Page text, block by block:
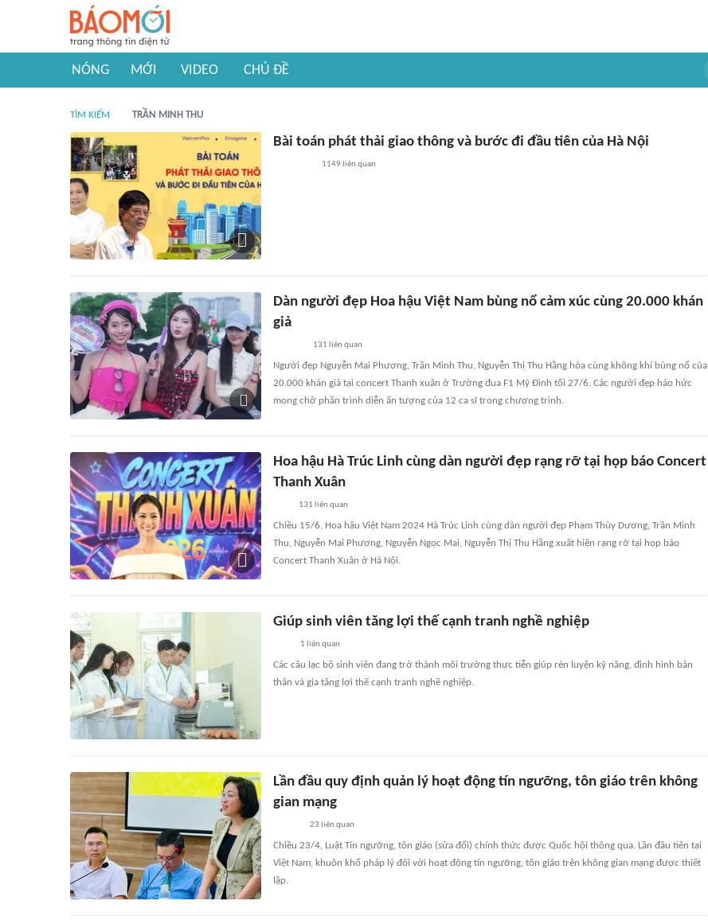
NÓNG MỚI VIDEO CHỦ ĐỀ
TÌM KIẾM TRẦN MINH THU
Bài toán phát thải giao thông và bước đi đầu tiên của Hà Nội
1149 liên quan
Dàn người đẹp Hoa hậu Việt Nam bùng nổ cảm xúc cùng 20.000 khán
giả
131 liên quan
Người đẹp Nguyễn Mai Phương, Trần Minh Thu, Nguyễn Thị Thu Hằng hòa cùng không khí bùng nổ của
20.000 khán giả tại concert Thanh xuân ở Trường đua F1 Mỹ Đình tối 27/6. Các người đẹp háo hức
mong chờ phần trình diễn ấn tượng của 12 ca sĩ trong chương trình.
Hoa hậu Hà Trúc Linh cùng dàn người đẹp rạng rỡ tại họp báo Concert
Thanh Xuân
131 liên quan
Chiều 15/6, Hoa hậu Việt Nam 2024 Hà Trúc Linh cùng dàn người đẹp Phạm Thùy Dương, Trần Minh
Thu, Nguyễn Mai Phương, Nguyễn Ngọc Mai, Nguyễn Thị Thu Hằng xuất hiện rạng rỡ tại họp báo
Concert Thanh Xuân ở Hà Nội.
Giúp sinh viên tăng lợi thế cạnh tranh nghề nghiệp
1 liên quan
Các câu lạc bộ sinh viên đang trở thành môi trường thực tiễn giúp rèn luyện kỹ năng, định hình bản
thân và gia tăng lợi thế cạnh tranh nghề nghiệp.
Lần đầu quy định quản lý hoạt động tín ngưỡng, tôn giáo trên không
gian mạng
23 liên quan
Chiều 23/4, Luật Tín ngưỡng, tôn giáo (sửa đổi) chính thức được Quốc hội thông qua. Lần đầu tiên tại
Việt Nam, khuôn khổ pháp lý đối với hoạt động tín ngưỡng, tôn giáo trên không gian mạng được thiết
lập.